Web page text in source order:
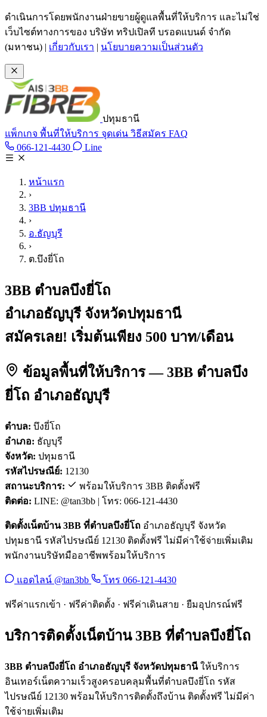
ข้ามไปเนื้อหาหลัก
ดำเนินการโดยพนักงานฝ่ายขายผู้ดูแลพื้นที่ให้บริการ และไม่ใช่
เว็บไซต์ทางการของ บริษัท ทริปเปิลที บรอดแบนด์ จำกัด
(มหาชน) | เกี่ยวกับเรา | นโยบายความเป็นส่วนตัว
ปทุมธานี
แพ็กเกจ พื้นที่ให้บริการ จุดเด่น วิธีสมัคร FAQ
066-121-4430 โทร 066-121-4430
LineLine @tan3bb
หน้าแรก
›
3BB ปทุมธานี
›
อ.ธัญบุรี
›
ต.บึงยี่โถ
3BB ตำบลบึงยี่โถ
อำเภอธัญบุรี จังหวัดปทุมธานี
สมัครเลย! เริ่มต้นเพียง 500 บาท/เดือน
ข้อมูลพื้นที่ให้บริการ — 3BB ตำบลบึง
ยี่โถ อำเภอธัญบุรี
ตำบล: บึงยี่โถ
อำเภอ: ธัญบุรี
จังหวัด: ปทุมธานี
รหัสไปรษณีย์: 12130
สถานะบริการ:
พร้อมให้บริการ 3BB ติดตั้งฟรี
ติดต่อ: LINE: @tan3bb | โทร: 066-121-4430
ติดตั้งเน็ตบ้าน 3BB ที่ตำบลบึงยี่โถ อำเภอธัญบุรี จังหวัด
ปทุมธานี รหัสไปรษณีย์ 12130 ติดตั้งฟรี ไม่มีค่าใช้จ่ายเพิ่มเติม
พนักงานบริษัทมืออาชีพพร้อมให้บริการ
แอดไลน์ @tan3bb โทร 066-121-4430
ฟรีค่าแรกเข้า · ฟรีค่าติดตั้ง · ฟรีค่าเดินสาย · ยืมอุปกรณ์ฟรี
บริการติดตั้งเน็ตบ้าน 3BB ที่ตำบลบึงยี่โถ
3BB ตำบลบึงยี่โถ อำเภอธัญบุรี จังหวัดปทุมธานีให้บริการ
อินเทอร์เน็ตความเร็วสูงครอบคลุมพื้นที่ตำบลบึงยี่โถ รหัส
ไปรษณีย์ 12130 พร้อมให้บริการติดตั้งถึงบ้าน ติดตั้งฟรี ไม่มีค่า
ใช้จ่ายเพิ่มเติม